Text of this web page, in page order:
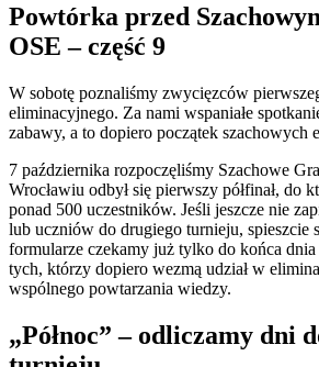
Powtórka przed
OSE – część 9
W sobotę poznaliśmy zwycięzców
eliminacyjnego. Za nami wspaniałe
zabawy, a to dopiero początek szachowych
7 października rozpoczęliśmy Szachowe
Wrocławiu odbył się pierwszy półfinał, do
ponad 500 uczestników. Jeśli jeszcze nie
lub uczniów do drugiego turnieju, spieszcie
formularze czekamy już tylko do końca
tych, którzy dopiero wezmą udział w
wspólnego powtarzania wiedzy.
„Północ” – odliczamy dni